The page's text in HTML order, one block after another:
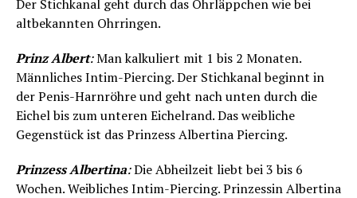
Der Stichkanal geht durch das Ohrläppchen wie bei
altbekannten Ohrringen.
Prinz Albert:Man kalkuliert mit 1 bis 2 Monaten.
Männliches Intim-Piercing. Der Stichkanal beginnt in
der Penis-Harnröhre und geht nach unten durch die
Eichel bis zum unteren Eichelrand. Das weibliche
Gegenstück ist das Prinzess Albertina Piercing.
Prinzess Albertina:Die Abheilzeit liebt bei 3 bis 6
Wochen. Weibliches Intim-Piercing. Prinzessin Albertina